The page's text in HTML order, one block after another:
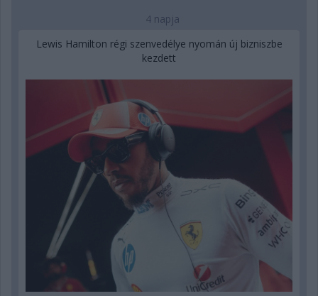
4 napja
Lewis Hamilton régi szenvedélye nyomán új bizniszbe
kezdett